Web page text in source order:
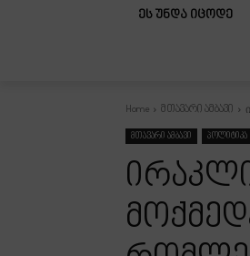
ᲔᲡ ᲣᲜᲓᲐ ᲘᲪᲝᲓᲔ
Home მთავარი ამბავი
მთავარი ამბავი პოლიტიკა